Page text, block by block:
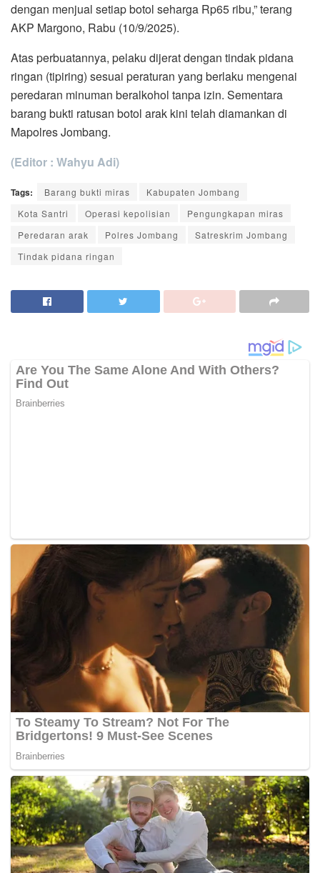
dengan menjual setiap botol seharga Rp65 ribu,” terang
AKP Margono, Rabu (10/9/2025).
Atas perbuatannya, pelaku dijerat dengan tindak pidana
ringan (tipiring) sesuai peraturan yang berlaku mengenai
peredaran minuman beralkohol tanpa izin. Sementara
barang bukti ratusan botol arak kini telah diamankan di
Mapolres Jombang.
(Editor : Wahyu Adi)
Tags: Barang bukti miras
Kabupaten Jombang
Kota Santri
Operasi kepolisian
Pengungkapan miras
Peredaran arak
Polres Jombang
Satreskrim Jombang
Tindak pidana ringan